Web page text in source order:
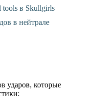
tools в Skullgirls
в нейтрале
ударов, которые